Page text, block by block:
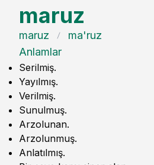
maruz
maruz
ma'ruz
Anlamlar
Serilmiş.
Yayılmış.
Verilmiş.
Sunulmuş.
Arzolunan.
Arzolunmuş.
Anlatılmış.